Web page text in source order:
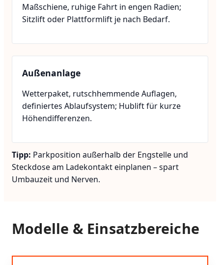
Maßschiene, ruhige Fahrt in engen Radien;
Sitzlift oder Plattformlift je nach Bedarf.
Außenanlage
Wetterpaket, rutschhemmende Auflagen,
definiertes Ablaufsystem; Hublift für kurze
Höhendifferenzen.
Tipp: Parkposition außerhalb der Engstelle und
Steckdose am Ladekontakt einplanen – spart
Umbauzeit und Nerven.
Modelle & Einsatzbereiche